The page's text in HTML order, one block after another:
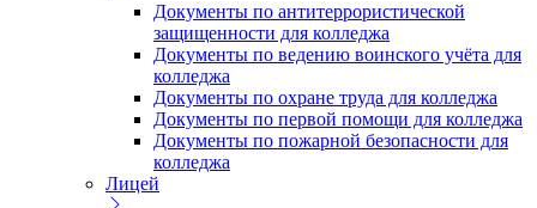
Документы по антитеррористической
защищенности для колледжа
Документы по ведению воинского учёта для
колледжа
Документы по охране труда для колледжа
Документы по первой помощи для колледжа
Документы по пожарной безопасности для
колледжа
Лицей